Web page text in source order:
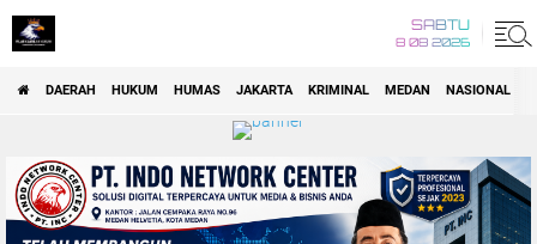
SABTU
8 08 2026
DAERAH HUKUM HUMAS JAKARTA KRIMINAL MEDAN NASIONAL